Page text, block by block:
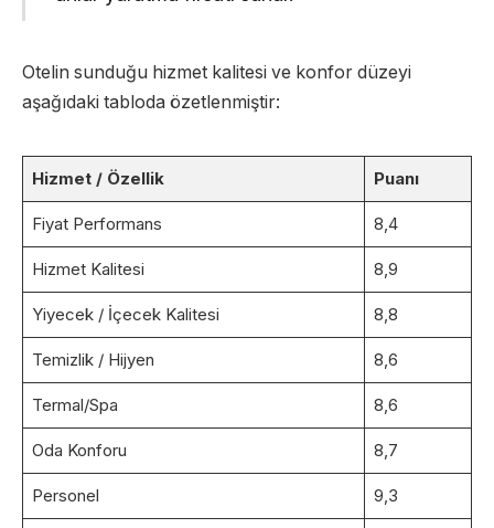
Otelin sunduğu hizmet kalitesi ve konfor düzeyi
aşağıdaki tabloda özetlenmiştir:
Hizmet / Özellik Puanı
Fiyat Performans 8,4
Hizmet Kalitesi 8,9
Yiyecek / İçecek Kalitesi 8,8
Temizlik / Hijyen 8,6
Termal/Spa 8,6
Oda Konforu 8,7
Personel 9,3